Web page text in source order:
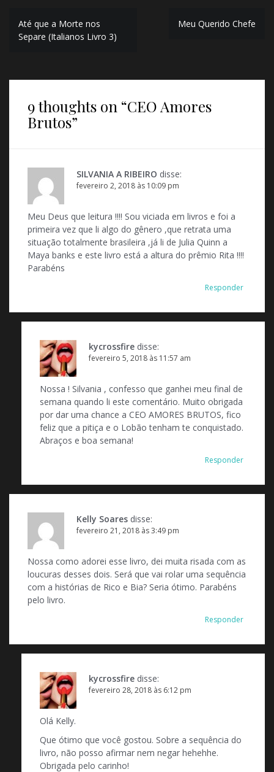
N
t
Até que a Morte nos
Separe (Italianos Livro 3)
Meu Querido Chefe
9 thoughts on “CEO Amores
Brutos”
SILVANIA A RIBEIRO disse:
fevereiro 2, 2018 às 10:09 pm
Meu Deus que leitura !!!! Sou viciada em livros e foi a
primeira vez que li algo do gênero ,que retrata uma
situação totalmente brasileira ,já li de Julia Quinn a
Maya banks e este livro está a altura do prêmio Rita !!!!
Parabéns
Responder
kycrossfire disse:
fevereiro 5, 2018 às 11:57 am
Nossa ! Silvania , confesso que ganhei meu final de
semana quando li este comentário. Muito obrigada
por dar uma chance a CEO AMORES BRUTOS, fico
feliz que a pitiça e o Lobão tenham te conquistado.
Abraços e boa semana!
Responder
Kelly Soares disse:
fevereiro 21, 2018 às 3:49 pm
Nossa como adorei esse livro, dei muita risada com as
loucuras desses dois. Será que vai rolar uma sequência
com a histórias de Rico e Bia? Seria ótimo. Parabéns
pelo livro.
Responder
kycrossfire disse:
fevereiro 28, 2018 às 6:12 pm
Olá Kelly.
Que ótimo que você gostou. Sobre a sequência do
livro, não posso afirmar nem negar hehehhe.
Obrigada pelo carinho!